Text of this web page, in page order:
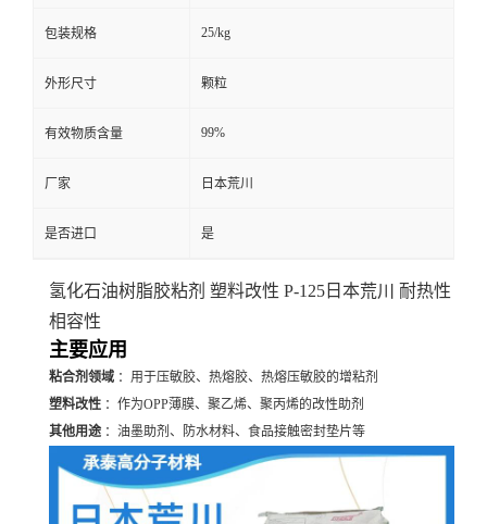
包装规格 25/kg
外形尺寸 颗粒
有效物质含量 99%
厂家 日本荒川
是否进口 是
氢化石油树脂胶粘剂 塑料改性 P-125日本荒川 耐热性
相容性
主要应用
粘合剂领域 ：用于压敏胶、热熔胶、热熔压敏胶的增粘剂
塑料改性 ：作为OPP薄膜、聚乙烯、聚丙烯的改性助剂
其他用途 ：油墨助剂、防水材料、食品接触密封垫片等